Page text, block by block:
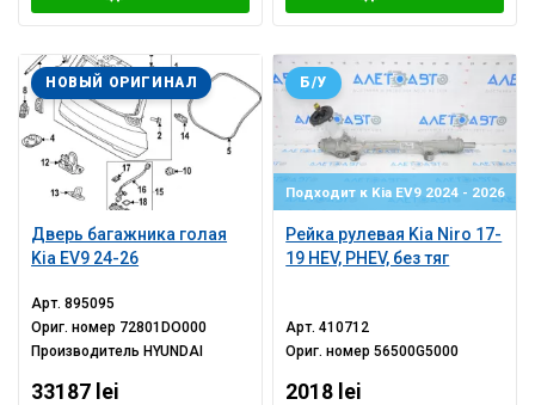
Дверь багажника голая
Kia EV9 24-26
НОВЫЙ ОРИГИНАЛ
Арт.895095
Ориг. номер 72801DO000
Производитель HYUNDAI
33187 lei
Подходит к Kia EV9 2024 - 2026
Рейка рулевая Kia Niro 17-
19 HEV, PHEV, без тяг
Б/У
Арт.410712
Ориг. номер56500G5000
2018 lei